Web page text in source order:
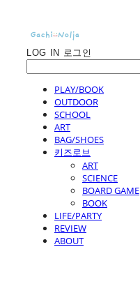
LOG IN 로그인
PLAY/BOOK
OUTDOOR
SCHOOL
ART
BAG/SHOES
키즈로브
ART
SCIENCE
BOARD GAME
BOOK
LIFE/PARTY
REVIEW
ABOUT